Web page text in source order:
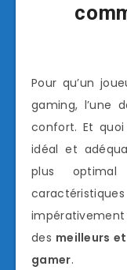
Pour qu’un
gaming, l’une
confort. Et
idéal et
plus
des meilleurs
gamer.